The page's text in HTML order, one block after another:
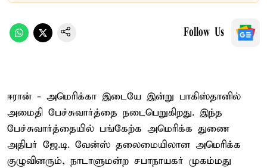
Follow Us
ஈரான் - அமெரிக்கா இடையே இன்று பாகிஸ்தானில்
அமைதி பேச்சுவார்த்தை நடைபெறுகிறது. இந்த
பேச்சுவார்த்தையில் பங்கேற்க அமெரிக்க துணை
அதிபர் ஜே.டி. வேன்ஸ் தலைமையிலான அமெரிக்க
குழுவினரும், நாடாளுமன்ற சபாநாயகர் முகம்மது